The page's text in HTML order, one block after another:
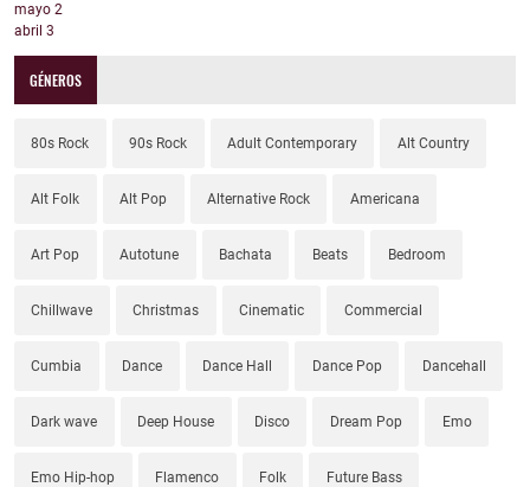
mayo 2
abril 3
GÉNEROS
80s Rock 90s Rock Adult Contemporary Alt Country
Alt Folk Alt Pop Alternative Rock Americana
Art Pop Autotune Bachata Beats Bedroom
Chillwave Christmas Cinematic Commercial
Cumbia Dance Dance Hall Dance Pop Dancehall
Dark wave Deep House Disco Dream Pop Emo
Emo Hip-hop Flamenco Folk Future Bass